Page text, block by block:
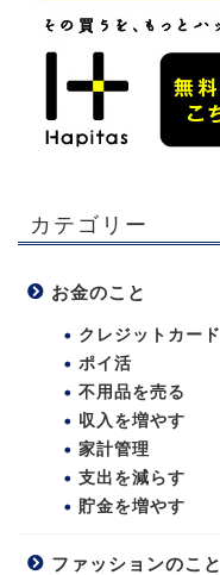
カテゴリー
お金のこと
クレジットカード
ポイ活
不用品を売る
収入を増やす
家計管理
支出を減らす
貯金を増やす
ファッションのこと